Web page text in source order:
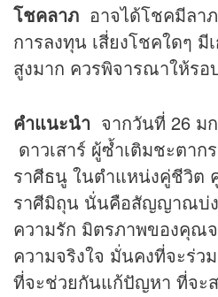
โชคลาภ อาจได้โชคมีลา
การลงทุน เสี่ยงโชคใดๆ
สูงมาก ควรพิจารณาให้รอ
คำแนะนำ จากวันที่ 26 ม
ดาวเสาร์ ผู้ซ้ำเติมชะตา
ราศีธนู ในตำแหน่งคู่ชีวิต
ราศีมิถุน นั่นคือสัญญาณบ่ง
ความรัก มิตรภาพของคุณ
ความจริงใจ มั่นคงที่จะร่
ที่จะช่วยกันแก้ปัญหา ที่จะ